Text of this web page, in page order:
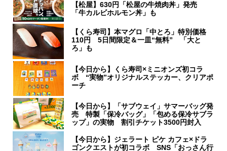
【松屋】630円「松屋の牛焼肉丼」発売
「牛カルビホルモン丼」も
【くら寿司】本マグロ「中とろ」特別価格
110円 5日間限定＆一皿“無料” 「大と
ろ」も
【今日から】くら寿司×ミニオンズ初コラ
ボ “実物”オリジナルステッカー、クリアポ
ーチ
【今日から】「サブウェイ」サマーバッグ発
売 特製「保冷バッグ」「包める保冷サブラ
ップ」の実物 割引チケット3500円封入
【今日から】ジェラート ピケ カフェ×ドラ
ゴンクエストが初コラボ SNS「おっさん行